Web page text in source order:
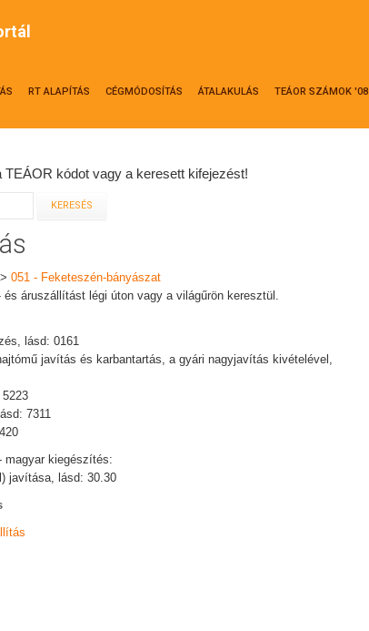
RT ALAPÍTÁS CÉGMÓDOSÍTÁS ÁTALAKULÁS TEÁOR SZÁMOK '08
kódot vagy a keresett kifejezést!
> 051 - Feketeszén-bányászat
áruszállítást légi úton vagy a világűrön keresztül.
lásd: 0161
javítás és karbantartás, a gyári nagyjavítás kivételével,
7311
magyar kiegészítés:
javítása, lásd: 30.30